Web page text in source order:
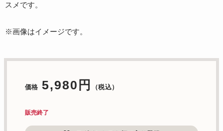
スメです。
※画像はイメージです。
価格 5,980円 （税込）
販売終了